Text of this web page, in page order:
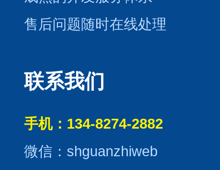
售后问题随时在线处理
联系我们
手机：134-8274-2882
微信：shguanzhiweb